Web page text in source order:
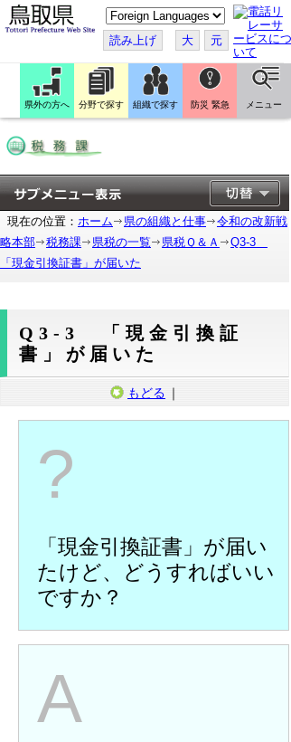
こ
の
ペ
ー
ジ
を
翻
訳
す
読み上げ 大 元
県外の方へ 分野で探す 組織で探す 防災 緊急 メニュー
現在の位置： ホーム 県の組織と仕事
令和の改新戦
略本部
税務課 県税の一覧 県税Ｑ＆Ａ
Q3-3
「現金引換証書」が届いた
Q3-3 「現金引換証
書」が届いた
もどる ｜
?
「現金引換証書」 が届い
たけど、どうすればいい
ですか？
A